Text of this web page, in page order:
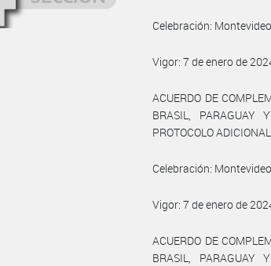
Celebración:
Vigor: 7 de enero de
ACUERDO DE
BRASIL, PARAGUAY
PROTOCOLO
Celebración:
Vigor: 7 de enero de
ACUERDO DE
BRASIL, PARAGUAY